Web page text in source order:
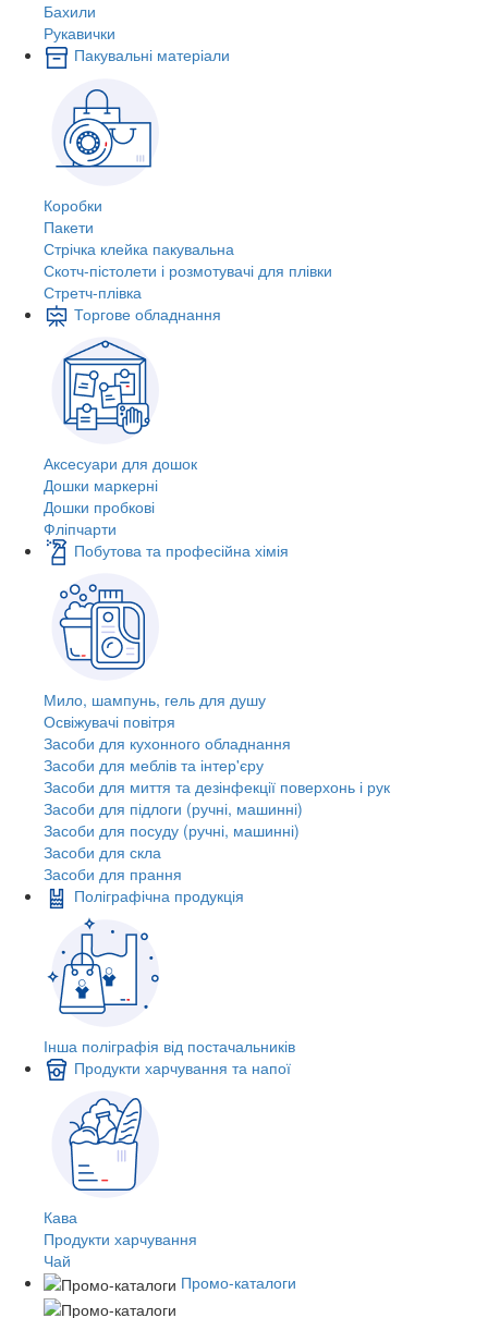
Бахили
Рукавички
Пакувальні матеріали
Коробки
Пакети
Стрічка клейка пакувальна
Скотч-пістолети і розмотувачі для плівки
Стретч-плівка
Торгове обладнання
Аксесуари для дошок
Дошки маркерні
Дошки пробкові
Фліпчарти
Побутова та професійна хімія
Мило, шампунь, гель для душу
Освіжувачі повітря
Засоби для кухонного обладнання
Засоби для меблів та інтер'єру
Засоби для миття та дезінфекції поверхонь і рук
Засоби для підлоги (ручні, машинні)
Засоби для посуду (ручні, машинні)
Засоби для скла
Засоби для прання
Поліграфічна продукція
Інша поліграфія від постачальників
Продукти харчування та напої
Кава
Продукти харчування
Чай
Промо-каталоги